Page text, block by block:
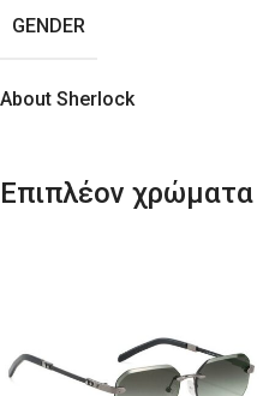
GENDER
About Sherlock
Επιπλέον χρώματα